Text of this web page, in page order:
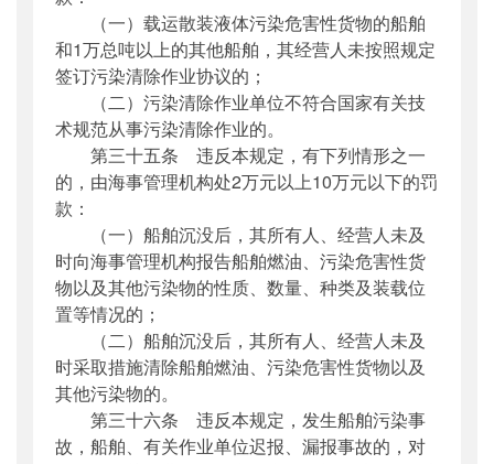
（一）载运散装液体污染危害性货物的船舶
和1万总吨以上的其他船舶，其经营人未按照规定
签订污染清除作业协议的；
（二）污染清除作业单位不符合国家有关技
术规范从事污染清除作业的。
第三十五条 违反本规定，有下列情形之一
的，由海事管理机构处2万元以上10万元以下的罚
款：
（一）船舶沉没后，其所有人、经营人未及
时向海事管理机构报告船舶燃油、污染危害性货
物以及其他污染物的性质、数量、种类及装载位
置等情况的；
（二）船舶沉没后，其所有人、经营人未及
时采取措施清除船舶燃油、污染危害性货物以及
其他污染物的。
第三十六条 违反本规定，发生船舶污染事
故，船舶、有关作业单位迟报、漏报事故的，对